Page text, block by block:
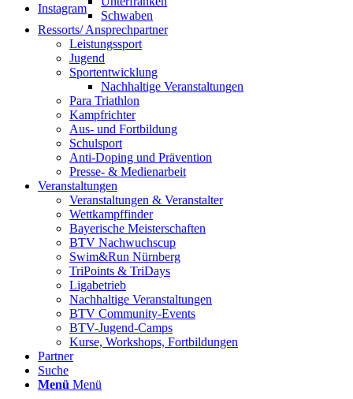
Instagram
Schwaben
Ressorts/ Ansprechpartner
Leistungssport
Jugend
Sportentwicklung
Nachhaltige Veranstaltungen
Para Triathlon
Kampfrichter
Aus- und Fortbildung
Schulsport
Anti-Doping und Prävention
Presse- & Medienarbeit
Veranstaltungen
Veranstaltungen & Veranstalter
Wettkampffinder
Bayerische Meisterschaften
BTV Nachwuchscup
Swim&Run Nürnberg
TriPoints & TriDays
Ligabetrieb
Nachhaltige Veranstaltungen
BTV Community-Events
BTV-Jugend-Camps
Kurse, Workshops, Fortbildungen
Partner
Suche
Menü Menü